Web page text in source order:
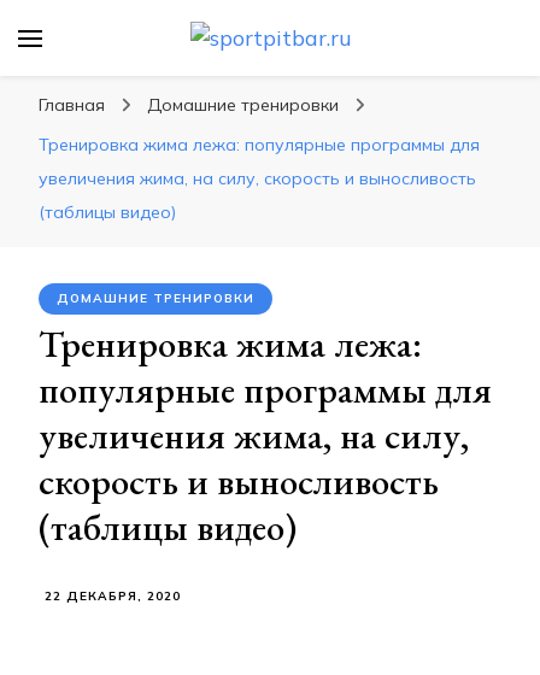
спортивных упражнения, правильные
диеты, программы тренировок
Главная
Домашние тренировки
Тренировка жима лежа: популярные программы для
увеличения жима, на силу, скорость и выносливость
(таблицы видео)
ДОМАШНИЕ ТРЕНИРОВКИ
Тренировка жима лежа:
популярные программы для
увеличения жима, на силу,
скорость и выносливость
(таблицы видео)
22 ДЕКАБРЯ, 2020